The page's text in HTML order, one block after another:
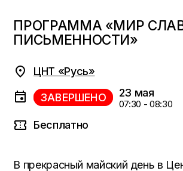
ПРОГРАММА «МИР
ПИСЬМЕННОСТИ»
ЦНТ «Русь»
ЗАВЕРШЕНО 23 мая
07:30 - 08:30
Бесплатно
В прекрасный майский день в